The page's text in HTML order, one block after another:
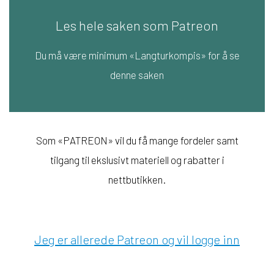
Les hele saken som Patreon
Du må være minimum «Langturkompis» for å se
denne saken
Som «PATREON» vil du få mange fordeler samt
tilgang til ekslusivt materiell og rabatter i
nettbutikken.
Jeg er allerede Patreon og vil logge inn